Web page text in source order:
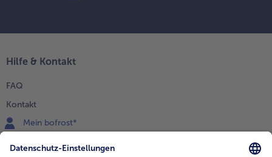
Hilfe & Kontakt
FAQ
Kontakt
Mein bofrost*